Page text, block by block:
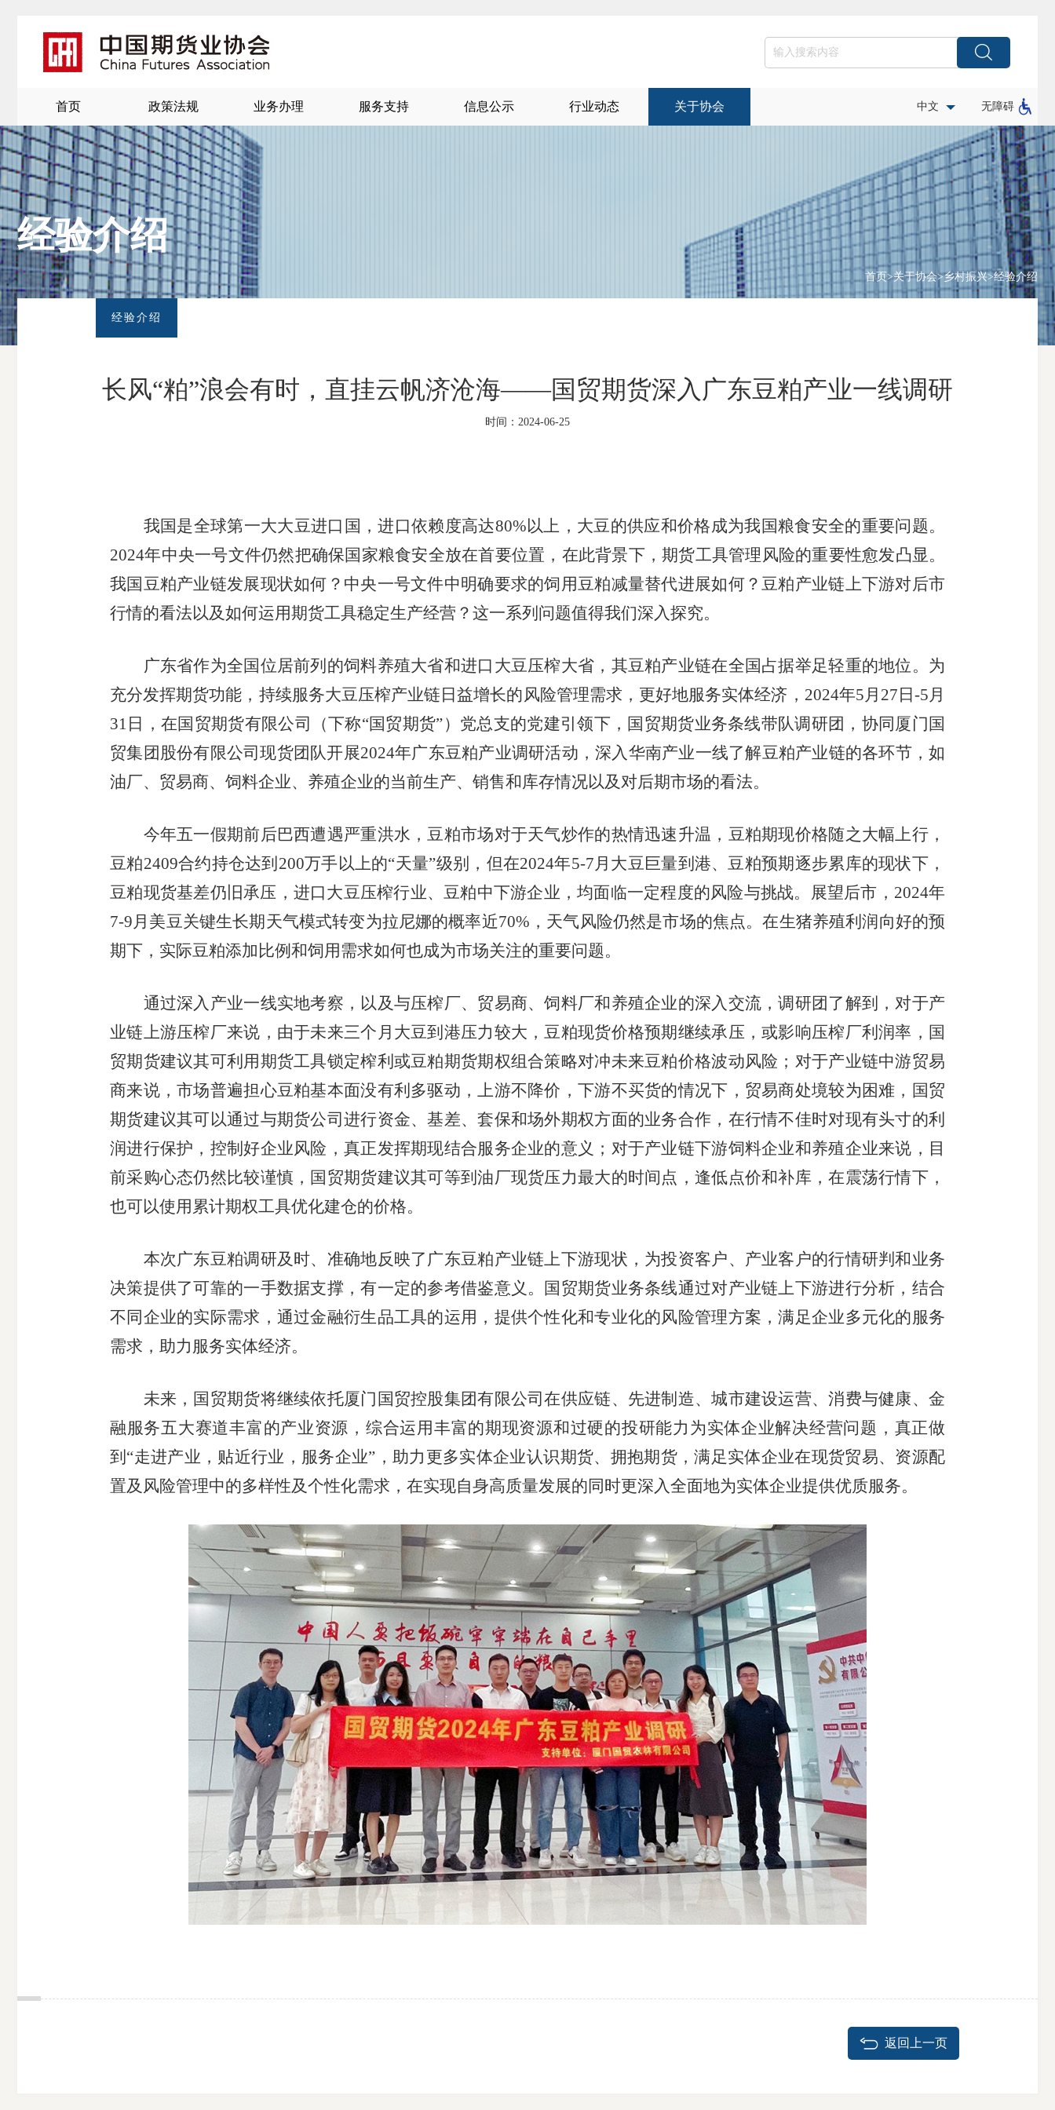
首页 政策法规 业务办理 服务支持 信息公示 行业动态 关于协会 中文 无障碍
经验介绍
首页>关于协会>乡村振兴>经验介绍
经验介绍
长风“粕”浪会有时，直挂云帆济沧海——国贸期货深入广东豆粕产业一线调研
时间：2024-06-25
我国是全球第一大大豆进口国，进口依赖度高达80%以上，大豆的供应和价格成为我国粮食安全的重要问题。
2024年中央一号文件仍然把确保国家粮食安全放在首要位置，在此背景下，期货工具管理风险的重要性愈发凸显。
我国豆粕产业链发展现状如何？中央一号文件中明确要求的饲用豆粕减量替代进展如何？豆粕产业链上下游对后市
行情的看法以及如何运用期货工具稳定生产经营？这一系列问题值得我们深入探究。
广东省作为全国位居前列的饲料养殖大省和进口大豆压榨大省，其豆粕产业链在全国占据举足轻重的地位。为
充分发挥期货功能，持续服务大豆压榨产业链日益增长的风险管理需求，更好地服务实体经济， 2024年5月 27 日 -5月
31 日，在国贸期货有限公司（下称“国贸期货”）党总支的党建引领下，国贸期货业务条线带队调研团，协同厦门国
贸集团股份有限公司现货团队开展2024年广东豆粕产业调研活动，深入华南产业一线了解豆粕产业链的各环节，如
油厂、贸易商、饲料企业、养殖企业的当前生产、销售和库存情况以及对后期市场的看法。
今年五一假期前后巴西遭遇严重洪水，豆粕市场对于天气炒作的热情迅速升温，豆粕期现价格随之大幅上行，
豆粕2409合约持仓达到 200万手以上的“天量”级别，但在2024年5-7月大豆巨量到港、豆粕预期逐步累库的现状下，
豆粕现货基差仍旧承压，进口大豆压榨行业、豆粕中下游企业，均面临一定程度的风险与挑战。展望后市， 2024年
7-9月美豆关键生长期天气模式转变为拉尼娜的概率近70% ，天气风险仍然是市场的焦点。在生猪养殖利润向好的预
期下，实际豆粕添加比例和饲用需求如何也成为市场关注的重要问题。
通过深入产业一线实地考察，以及与压榨厂、贸易商、饲料厂和养殖企业的深入交流，调研团了解到，对于产
业链上游压榨厂来说，由于未来三个月大豆到港压力较大，豆粕现货价格预期继续承压，或影响压榨厂利润率，国
贸期货建议其可利用期货工具锁定榨利或豆粕期货期权组合策略对冲未来豆粕价格波动风险；对于产业链中游贸易
商来说，市场普遍担心豆粕基本面没有利多驱动，上游不降价，下游不买货的情况下，贸易商处境较为困难，国贸
期货建议其可以通过与期货公司进行资金、基差、套保和场外期权方面的业务合作，在行情不佳时对现有头寸的利
润进行保护，控制好企业风险，真正发挥期现结合服务企业的意义；对于产业链下游饲料企业和养殖企业来说，目
前采购心态仍然比较谨慎，国贸期货建议其可等到油厂现货压力最大的时间点，逢低点价和补库，在震荡行情下，
也可以使用累计期权工具优化建仓的价格。
本次广东豆粕调研及时、准确地反映了广东豆粕产业链上下游现状，为投资客户、产业客户的行情研判和业务
决策提供了可靠的一手数据支撑，有一定的参考借鉴意义。国贸期货业务条线通过对产业链上下游进行分析，结合
不同企业的实际需求，通过金融衍生品工具的运用，提供个性化和专业化的风险管理方案，满足企业多元化的服务
需求，助力服务实体经济。
未来，国贸期货将继续依托厦门国贸控股集团有限公司在供应链、先进制造、城市建设运营、消费与健康、金
融服务五大赛道丰富的产业资源，综合运用丰富的期现资源和过硬的投研能力为实体企业解决经营问题，真正做
到“走进产业，贴近行业，服务企业”，助力更多实体企业认识期货、拥抱期货，满足实体企业在现货贸易、资源配
置及风险管理中的多样性及个性化需求，在实现自身高质量发展的同时更深入全面地为实体企业提供优质服务。
返回上一页
北
京